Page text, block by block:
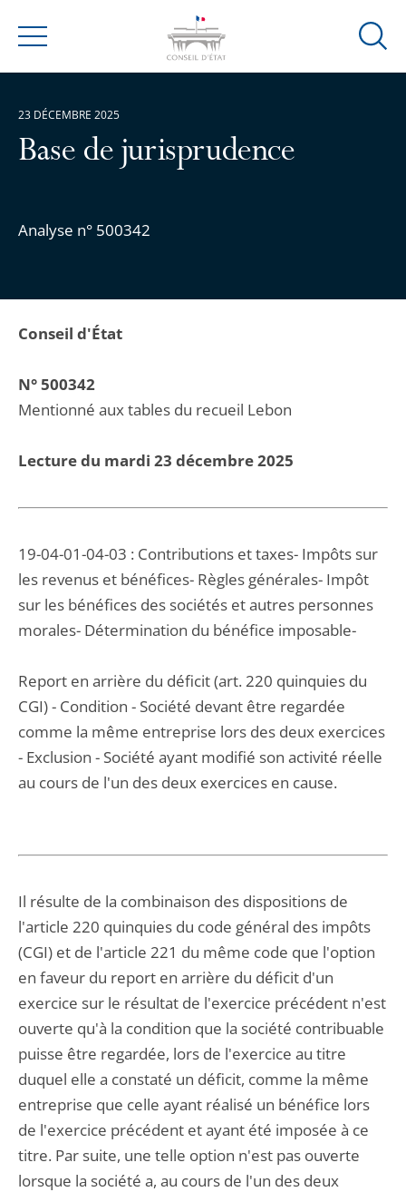
Menu
Ouvrir
Base de jurisprudence
Analyse n° 500342
23 DÉCEMBRE 2025
Conseil d'État
N° 500342
Mentionné aux tables du recueil Lebon
Lecture du mardi 23 décembre 2025
19-04-01-04-03 : Contributions et taxes- Impôts sur
les revenus et bénéfices- Règles générales- Impôt
sur les bénéfices des sociétés et autres personnes
morales- Détermination du bénéfice imposable-
Report en arrière du déficit (art. 220 quinquies du
CGI) - Condition - Société devant être regardée
comme la même entreprise lors des deux exercices
- Exclusion - Société ayant modifié son activité réelle
au cours de l'un des deux exercices en cause.
Il résulte de la combinaison des dispositions de
l'article 220 quinquies du code général des impôts
(CGI) et de l'article 221 du même code que l'option
en faveur du report en arrière du déficit d'un
exercice sur le résultat de l'exercice précédent n'est
ouverte qu'à la condition que la société contribuable
puisse être regardée, lors de l'exercice au titre
duquel elle a constaté un déficit, comme la même
entreprise que celle ayant réalisé un bénéfice lors
de l'exercice précédent et ayant été imposée à ce
titre. Par suite, une telle option n'est pas ouverte
lorsque la société a, au cours de l'un des deux